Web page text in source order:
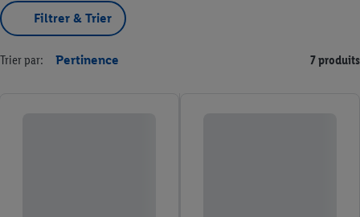
Filtrer & Trier
Trier par: Pertinence 7 produits